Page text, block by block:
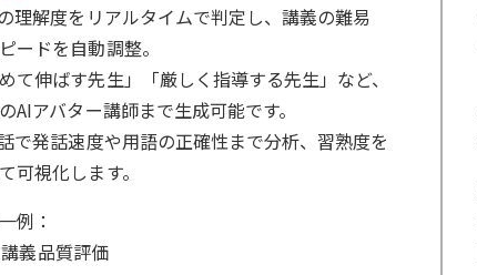
理解度をリアルタイムで判定し、講義の難易
ードを自動調整。
て伸ばす先生」「厳しく指導する先生」など、
AIアバター講師まで生成可能です。
で発話速度や用語の正確性まで分析、習熟度を
可視化します。
例：
義品質評価